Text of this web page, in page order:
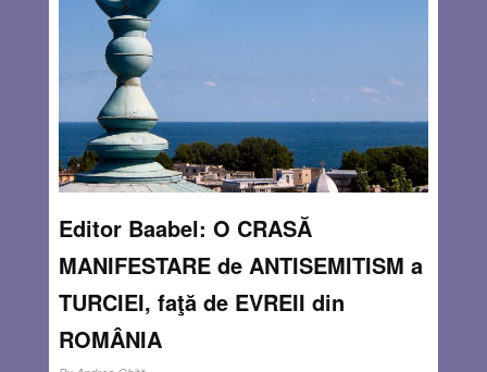
Editor Baabel: O CRASĂ
MANIFESTARE de ANTISEMITISM a
TURCIEI, faţă de EVREII din
ROMÂNIA